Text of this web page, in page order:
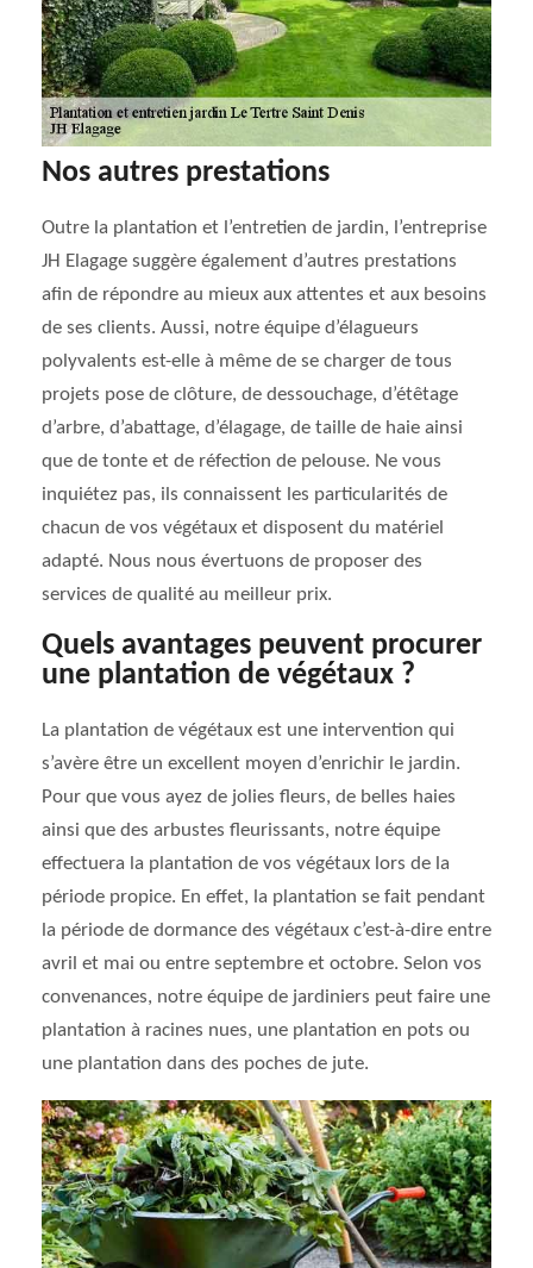
Nos autres prestations
Outre la plantation et l’entretien de jardin, l’entreprise
JH Elagage suggère également d’autres prestations
afin de répondre au mieux aux attentes et aux besoins
de ses clients. Aussi, notre équipe d’élagueurs
polyvalents est-elle à même de se charger de tous
projets pose de clôture, de dessouchage, d’étêtage
d’arbre, d’abattage, d’élagage, de taille de haie ainsi
que de tonte et de réfection de pelouse. Ne vous
inquiétez pas, ils connaissent les particularités de
chacun de vos végétaux et disposent du matériel
adapté. Nous nous évertuons de proposer des
services de qualité au meilleur prix.
Quels avantages peuvent procurer
une plantation de végétaux ?
La plantation de végétaux est une intervention qui
s’avère être un excellent moyen d’enrichir le jardin.
Pour que vous ayez de jolies fleurs, de belles haies
ainsi que des arbustes fleurissants, notre équipe
effectuera la plantation de vos végétaux lors de la
période propice. En effet, la plantation se fait pendant
la période de dormance des végétaux c’est-à-dire entre
avril et mai ou entre septembre et octobre. Selon vos
convenances, notre équipe de jardiniers peut faire une
plantation à racines nues, une plantation en pots ou
une plantation dans des poches de jute.